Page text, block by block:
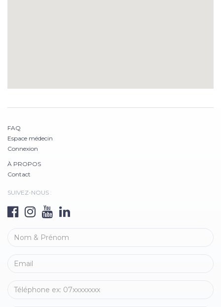
FAQ
Espace médecin
Connexion
À PROPOS
Contact
SUIVEZ-NOUS :